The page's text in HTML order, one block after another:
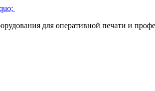
для оперативной печати и